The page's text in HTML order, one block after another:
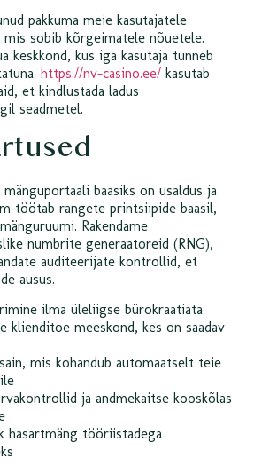
pakkuma meie kasutajatele
sobib kõrgeimatele nõuetele.
keskkond, kus iga kasutaja tunneb
https://nv-casino.ee/ kasutab
et kindlustada ladus
seadmetel.
baasiks on usaldus ja
töötab rangete printsiipide baasil,
Rakendame
numbrite generaatoreid (RNG),
auditeerijate kontrollid, et
ausus.
ilma üleliigse bürokraatiata
klienditoe meeskond, kes on saadav
mis kohandub automaatselt teie
ja andmekaitse kooskõlas
hasartmäng tööriistadega